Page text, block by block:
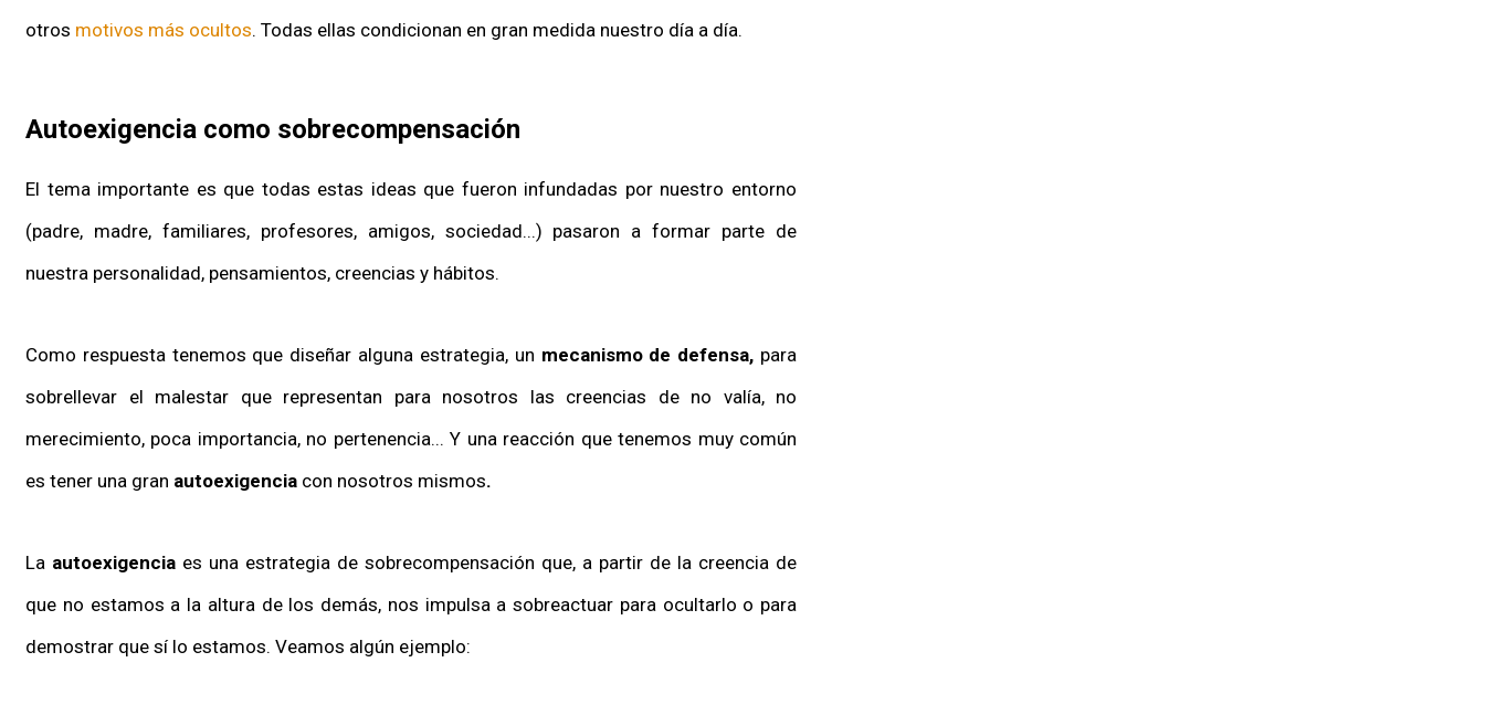
otros motivos más ocultos. Todas ellas condicionan en gran medida nuestro día a día.
Autoexigencia como sobrecompensación
El tema importante es que todas estas ideas que fueron infundadas por nuestro entorno
(padre, madre, familiares, profesores, amigos, sociedad...) pasaron a formar parte de
nuestra personalidad, pensamientos, creencias y hábitos.
Como respuesta tenemos que diseñar alguna estrategia, un mecanismo de defensa, para
sobrellevar el malestar que representan para nosotros las creencias de no valía, no
merecimiento, poca importancia, no pertenencia... Y una reacción que tenemos muy común
es tener una gran autoexigencia con nosotros mismos.
La autoexigencia es una estrategia de sobrecompensación que, a partir de la creencia de
que no estamos a la altura de los demás, nos impulsa a sobreactuar para ocultarlo o para
demostrar que sí lo estamos. Veamos algún ejemplo: